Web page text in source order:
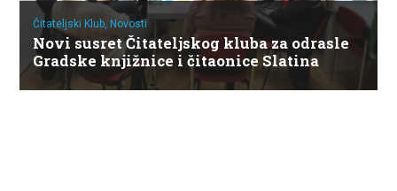
Čitateljski Klub, Novosti
Novi susret Čitateljskog kluba za odrasle
Gradske knjižnice i čitaonice Slatina